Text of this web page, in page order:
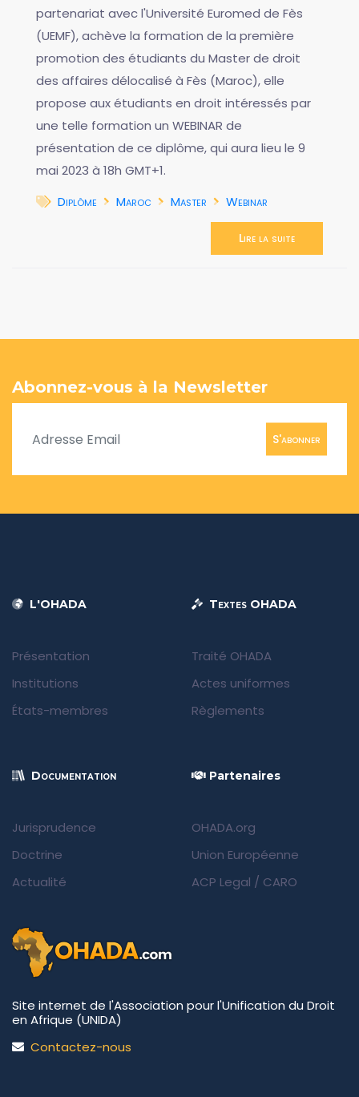
partenariat avec l'Université Euromed de Fès
(UEMF), achève la formation de la première
promotion des étudiants du Master de droit
des affaires délocalisé à Fès (Maroc), elle
propose aux étudiants en droit intéressés par
une telle formation un WEBINAR de
présentation de ce diplôme, qui aura lieu le 9
mai 2023 à 18h GMT+1.
Diplôme
Maroc Master Webinar
Lire la suite
Abonnez-vous à la Newsletter
S'abonner
L'OHADA
Présentation
Institutions
États-membres
Textes OHADA
Traité OHADA
Actes uniformes
Règlements
Documentation
Jurisprudence
Doctrine
Actualité
Partenaires
OHADA.org
Union Européenne
ACP Legal / CARO
Site internet de l'Association pour l'Unification du Droit
en Afrique (UNIDA)
Contactez-nous